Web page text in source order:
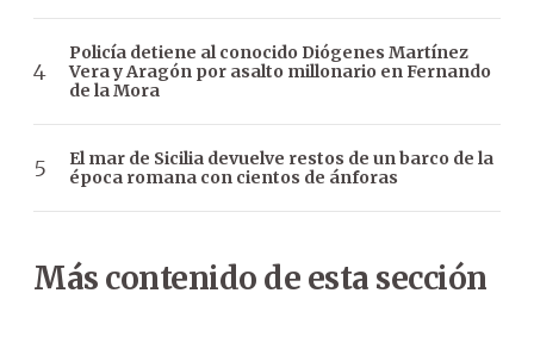
Policía detiene al conocido Diógenes Martínez
Vera y Aragón por asalto millonario en Fernando
de la Mora
El mar de Sicilia devuelve restos de un barco de la
época romana con cientos de ánforas
Más contenido de esta sección